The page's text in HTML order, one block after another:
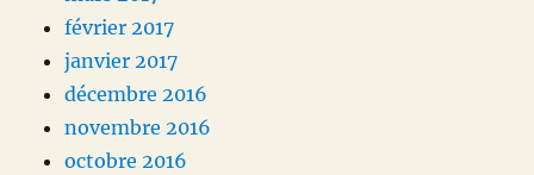
février 2017
janvier 2017
décembre 2016
novembre 2016
octobre 2016